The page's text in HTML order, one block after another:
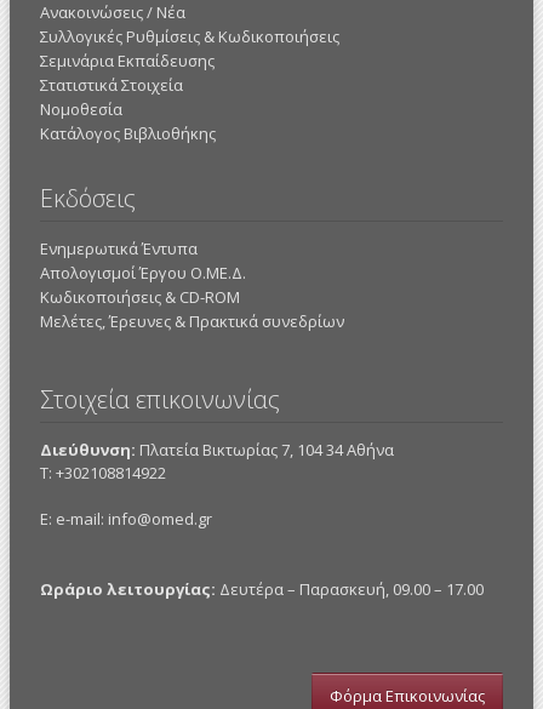
Ανακοινώσεις / Νέα
Συλλογικές Ρυθμίσεις & Κωδικοποιήσεις
Σεμινάρια Εκπαίδευσης
Στατιστικά Στοιχεία
Νομοθεσία
Κατάλογος Βιβλιοθήκης
Εκδόσεις
Ενημερωτικά Έντυπα
Απολογισμοί Έργου Ο.ΜΕ.Δ.
Κωδικοποιήσεις & CD-ROM
Mελέτες, Έρευνες & Πρακτικά συνεδρίων
Στοιχεία επικοινωνίας
Διεύθυνση: Πλατεία Βικτωρίας 7, 104 34 Αθήνα
Τ: +302108814922
E: e-mail: info@omed.gr
Ωράριο λειτουργίας: Δευτέρα – Παρασκευή, 09.00 – 17.00
Φόρμα Επικοινωνίας